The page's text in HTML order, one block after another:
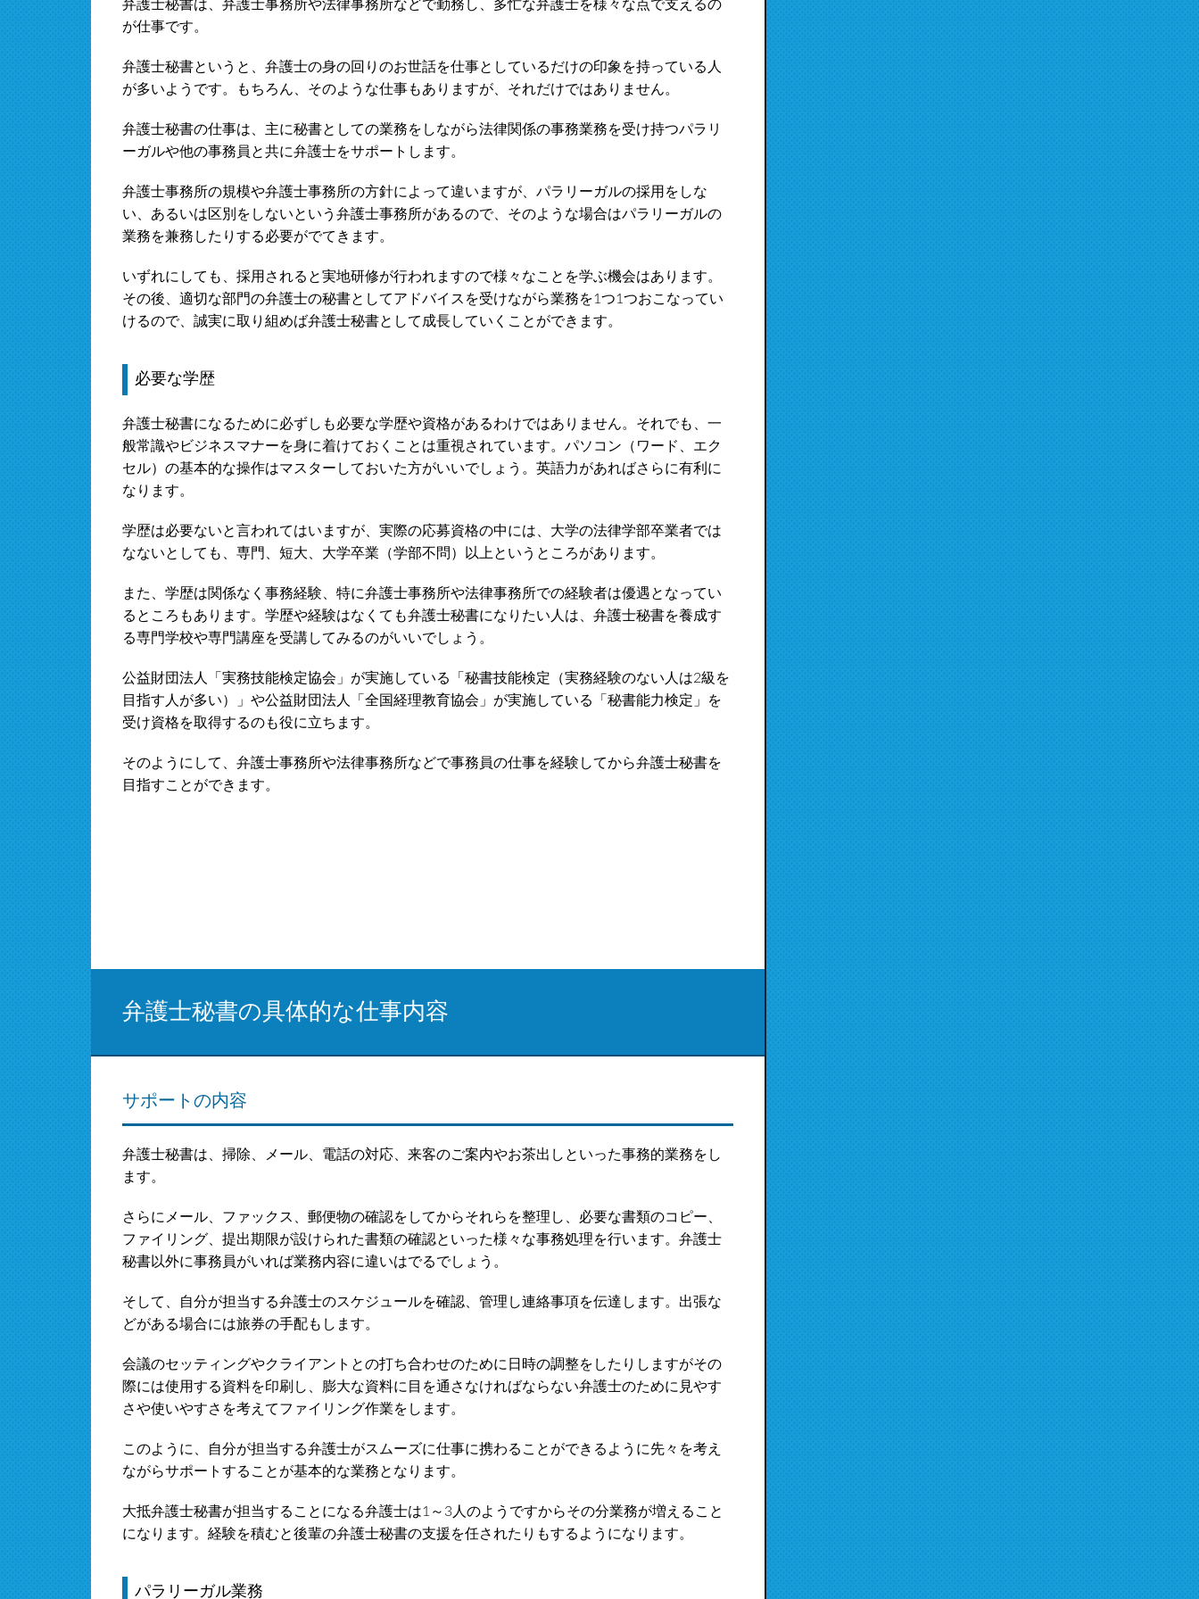
弁護士秘書は、弁護士事務所や法律事務所などで勤務し、多忙な弁護士を様々な点で支えるの
が仕事です。
弁護士秘書というと、弁護士の身の回りのお世話を仕事としているだけの印象を持っている人
が多いようです。もちろん、そのような仕事もありますが、それだけではありません。
弁護士秘書の仕事は、主に秘書としての業務をしながら法律関係の事務業務を受け持つパラリ
ーガルや他の事務員と共に弁護士をサポートします。
弁護士事務所の規模や弁護士事務所の方針によって違いますが、パラリーガルの採用をしな
い、あるいは区別をしないという弁護士事務所があるので、そのような場合はパラリーガルの
業務を兼務したりする必要がでてきます。
いずれにしても、採用されると実地研修が行われますので様々なことを学ぶ機会はあります。
その後、適切な部門の弁護士の秘書としてアドバイスを受けながら業務を1つ1つおこなってい
けるので、誠実に取り組めば弁護士秘書として成長していくことができます。
必要な学歴
弁護士秘書になるために必ずしも必要な学歴や資格があるわけではありません。それでも、一
般常識やビジネスマナーを身に着けておくことは重視されています。パソコン（ワード、エク
セル）の基本的な操作はマスターしておいた方がいいでしょう。英語力があればさらに有利に
なります。
学歴は必要ないと言われてはいますが、実際の応募資格の中には、大学の法律学部卒業者では
なないとしても、専門、短大、大学卒業（学部不問）以上というところがあります。
また、学歴は関係なく事務経験、特に弁護士事務所や法律事務所での経験者は優遇となってい
るところもあります。学歴や経験はなくても弁護士秘書になりたい人は、弁護士秘書を養成す
る専門学校や専門講座を受講してみるのがいいでしょう。
公益財団法人「実務技能検定協会」が実施している「秘書技能検定（実務経験のない人は2級を
目指す人が多い）」や公益財団法人「全国経理教育協会」が実施している「秘書能力検定」を
受け資格を取得するのも役に立ちます。
そのようにして、弁護士事務所や法律事務所などで事務員の仕事を経験してから弁護士秘書を
目指すことができます。
弁護士秘書の具体的な仕事内容
サポートの内容
弁護士秘書は、掃除、メール、電話の対応、来客のご案内やお茶出しといった事務的業務をし
ます。
さらにメール、ファックス、郵便物の確認をしてからそれらを整理し、必要な書類のコピー、
ファイリング、提出期限が設けられた書類の確認といった様々な事務処理を行います。弁護士
秘書以外に事務員がいれば業務内容に違いはでるでしょう。
そして、自分が担当する弁護士のスケジュールを確認、管理し連絡事項を伝達します。出張な
どがある場合には旅券の手配もします。
会議のセッティングやクライアントとの打ち合わせのために日時の調整をしたりしますがその
際には使用する資料を印刷し、膨大な資料に目を通さなければならない弁護士のために見やす
さや使いやすさを考えてファイリング作業をします。
このように、自分が担当する弁護士がスムーズに仕事に携わることができるように先々を考え
ながらサポートすることが基本的な業務となります。
大抵弁護士秘書が担当することになる弁護士は1～3人のようですからその分業務が増えること
になります。経験を積むと後輩の弁護士秘書の支援を任されたりもするようになります。
パラリーガル業務